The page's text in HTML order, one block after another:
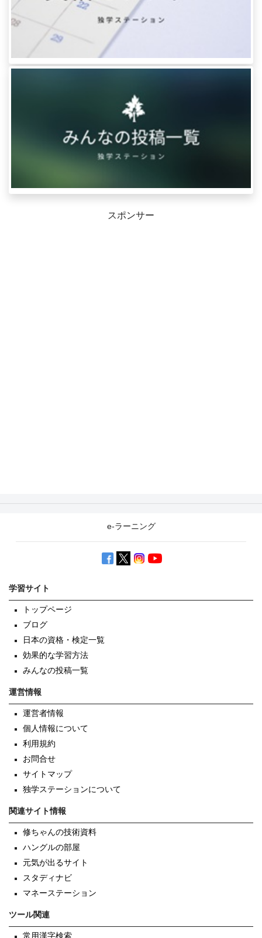
スポンサー
e-ラーニング
学習サイト
トップページ
ブログ
日本の資格・検定一覧
効果的な学習方法
みんなの投稿一覧
運営情報
運営者情報
個人情報について
利用規約
お問合せ
サイトマップ
独学ステーションについて
関連サイト情報
修ちゃんの技術資料
ハングルの部屋
元気が出るサイト
スタディナビ
マネーステーション
ツール関連
常用漢字検索